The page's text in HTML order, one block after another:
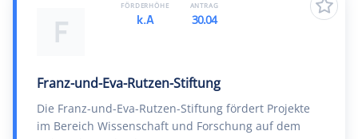
F
Franz-und-Eva-Rutzen-Stiftung
Die Franz-und-Eva-Rutzen-Stiftung fördert Projekte
im Bereich Wissenschaft und Forschung auf dem
FÖRDERHÖHE
k.A
ANTRAG
30.04